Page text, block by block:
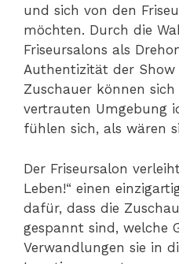
und sich von den
möchten. Durch die
Friseursalons als
Authentizität der Show
Zuschauer können
vertrauten Umgebung
fühlen sich, als wären
Der Friseursalon
Leben!“ einen
dafür, dass die
gespannt sind, welche
Verwandlungen sie in